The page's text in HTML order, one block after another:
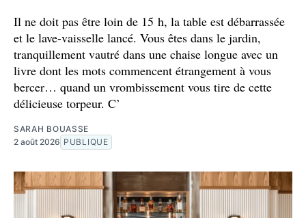
Il ne doit pas être loin de 15 h, la table est débarrassée
et le lave-vaisselle lancé. Vous êtes dans le jardin,
tranquillement vautré dans une chaise longue avec un
livre dont les mots commencent étrangement à vous
bercer… quand un vrombissement vous tire de cette
délicieuse torpeur. C’
SARAH BOUASSE
2 août 2026 PUBLIQUE